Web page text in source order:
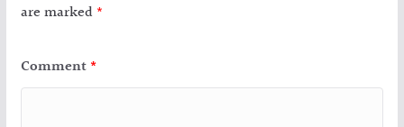
are marked *
Comment *